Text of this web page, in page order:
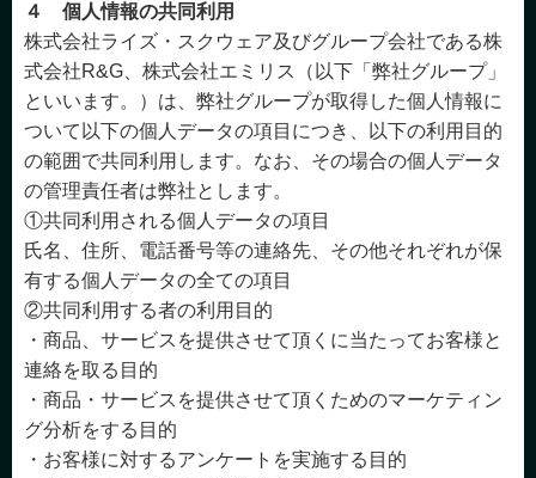
４ 個人情報の共同利用
株式会社ライズ・スクウェア及びグループ会社である株
式会社R&G、株式会社エミリス（以下「弊社グループ」
といいます。）は、弊社グループが取得した個人情報に
ついて以下の個人データの項目につき、以下の利用目的
の範囲で共同利用します。なお、その場合の個人データ
の管理責任者は弊社とします。
①共同利用される個人データの項目
氏名、住所、電話番号等の連絡先、その他それぞれが保
有する個人データの全ての項目
②共同利用する者の利用目的
・商品、サービスを提供させて頂くに当たってお客様と
連絡を取る目的
・商品・サービスを提供させて頂くためのマーケティン
グ分析をする目的
・お客様に対するアンケートを実施する目的